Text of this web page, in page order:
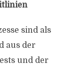
sind als
aus der
und der